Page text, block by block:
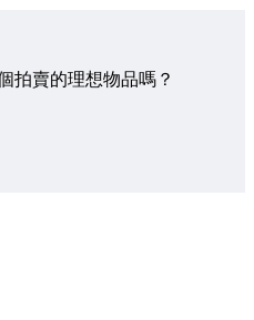
拍賣的理想物品嗎？